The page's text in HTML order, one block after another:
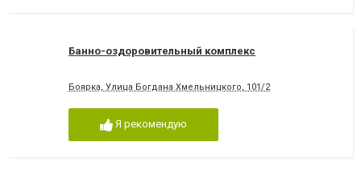
Банно-оздоровительный комплекс
Боярка, Улица Богдана Хмельницкого, 101/2
Я рекомендую